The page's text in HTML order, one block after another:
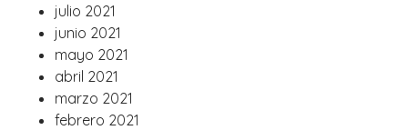
julio 2021
junio 2021
mayo 2021
abril 2021
marzo 2021
febrero 2021